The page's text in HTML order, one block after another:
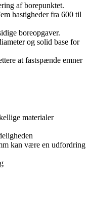
af borepunktet.
hastigheder fra 600 til
boreopgaver.
og solid base for
at fastspænde emner
materialer
kan være en udfordring